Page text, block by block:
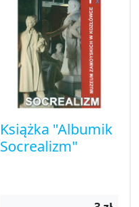
Książka "Albumik
Socrealizm"